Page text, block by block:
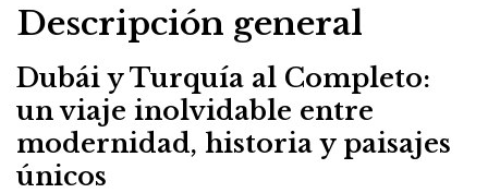
Descripción general
Dubái y Turquía al Completo:
un viaje inolvidable entre
modernidad, historia y paisajes
únicos